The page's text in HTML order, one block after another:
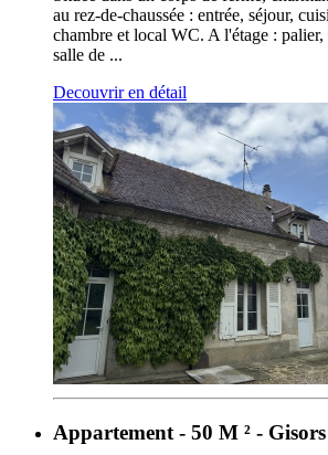
au rez-de-chaussée : entrée, séjour,
chambre et local WC. A l'étage : palier,
salle de ...
Decouvrir en détail
Appartement - 50 M ² - Gisors